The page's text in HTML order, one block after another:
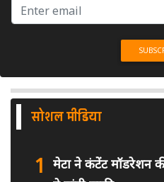
सोशल मीडिया
1
मेटा ने कंटेंट मॉडरेशन